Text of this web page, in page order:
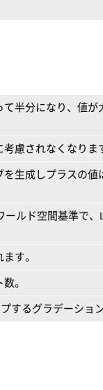
半分になり、値が
慮されなくなりま
生成しプラスの値
ルド空間基準で、
す。
。
するグラデーション